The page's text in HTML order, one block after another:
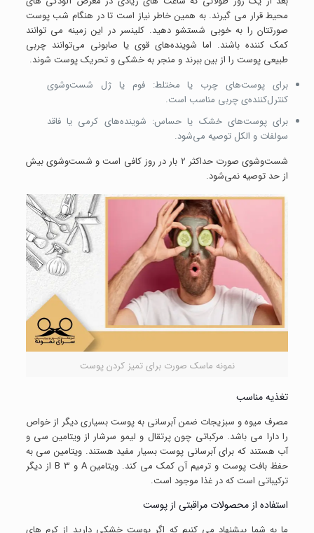
محیط قرار می گیرند. به همین خاطر نیاز است تا در هنگام شب پوست
صورتتان را به خوبی شستشو دهید. کلینسر در این زمینه می توانند
کمک کننده باشند. اما شوینده‌های قوی یا صابونی می‌توانند چربی
طبیعی پوست را از بین ببرند و منجر به خشکی و تحریک پوست شوند.
برای پوست‌های چرب یا مختلط: فوم یا ژل شست‌وشوی
کنترل‌کننده‌ی چربی مناسب است.
برای پوست‌های خشک یا حساس: شوینده‌های کرمی یا فاقد
سولفات و الکل توصیه می‌شود.
شست‌وشوی صورت حداکثر ۲ بار در روز کافی است و شست‌وشوی بیش
از حد توصیه نمی‌شود.
نمونه ماسک صورت برای تمیز کردن پوست
تغذیه مناسب
مصرف میوه و سبزیجات ضمن آبرسانی به پوست بسیاری دیگر از خواص
را دارا می باشد. مرکباتی چون پرتقال و لیمو سرشار از ویتامین سی و
آب هستند که برای آبرسانی پوست بسیار مفید هستند. ویتامین سی به
حفظ بافت پوست و ترمیم آن کمک می کند. ویتامین A و B 3 از دیگر
ترکیباتی است که در غذا موجود است.
استفاده از محصولات مراقبتی از پوست
ما به شما پیشنهاد می کنیم که اگر پوست خشکی دارید از کرم های